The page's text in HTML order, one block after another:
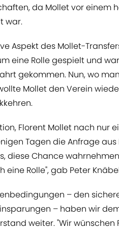
da Mollet vor einem
war.
Aspekt des Mollet-
eine Rolle gespielt und
gekommen. Nun, wo
Mollet den Verein
Florent Mollet nach nur
Tagen die Anfrage
diese Chance
Rolle", gab Peter
– den
– haben wir
weiter. "Wir wünschen